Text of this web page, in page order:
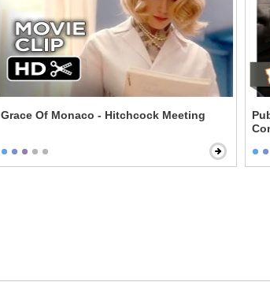
Grace Of Monaco - Hitchcock Meeting